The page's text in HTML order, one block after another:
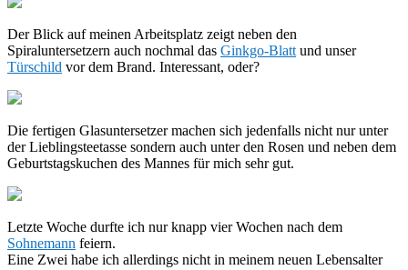
Der Blick auf meinen Arbeitsplatz zeigt neben den
Spiraluntersetzern auch nochmal das Ginkgo-Blatt und unser
Türschild vor dem Brand. Interessant, oder?
Die fertigen Glasuntersetzer machen sich jedenfalls nicht nur unter
der Lieblingsteetasse sondern auch unter den Rosen und neben dem
Geburtstagskuchen des Mannes für mich sehr gut.
Letzte Woche durfte ich nur knapp vier Wochen nach dem
Sohnemann feiern.
Eine Zwei habe ich allerdings nicht in meinem neuen Lebensalter